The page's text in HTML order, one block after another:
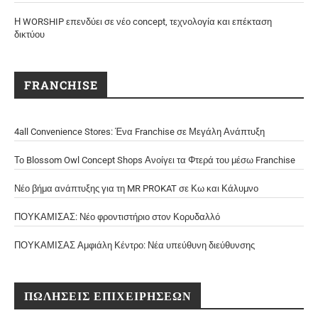
Η WORSHIP επενδύει σε νέο concept, τεχνολογία και επέκταση
δικτύου
FRANCHISE
4all Convenience Stores: Ένα Franchise σε Μεγάλη Ανάπτυξη
Το Blossom Owl Concept Shops Ανοίγει τα Φτερά του μέσω Franchise
Νέο βήμα ανάπτυξης για τη MR PROKAT σε Κω και Κάλυμνο
ΠΟΥΚΑΜΙΣΑΣ: Νέο φροντιστήριο στον Κορυδαλλό
ΠΟΥΚΑΜΙΣΑΣ Αμφιάλη Κέντρο: Νέα υπεύθυνη διεύθυνσης
ΠΩΛΗΣΕΙΣ ΕΠΙΧΕΙΡΗΣΕΩΝ